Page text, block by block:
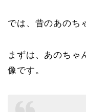
では、昔のあのち
まずは、あのちゃ
像です。